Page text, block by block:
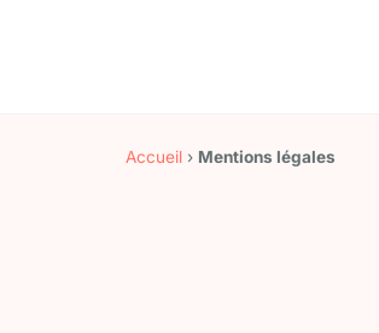
Accueil › Mentions légales